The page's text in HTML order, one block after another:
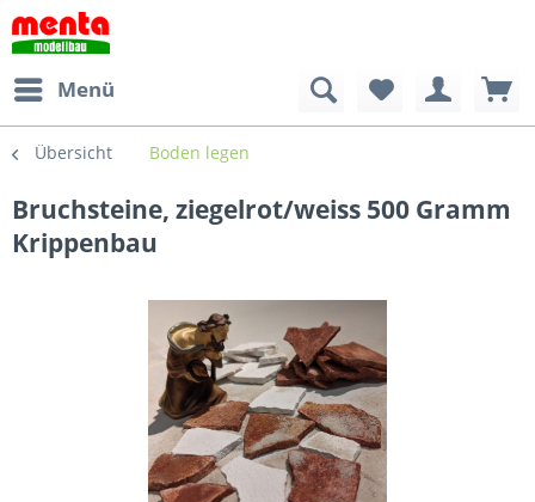
Menü
Übersicht Boden legen
Bruchsteine, ziegelrot/weiss 500 Gramm
Krippenbau